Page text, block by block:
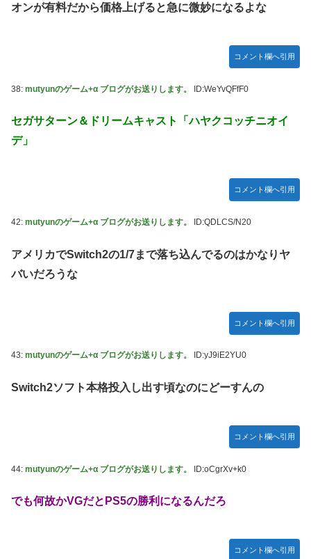
オンが有料だから価格上げると急に微妙になるよな
コメント欄へ引用
38: mutyunのゲーム+α ブログがお送りします。 ID:WeYvQFfF0
セガサターン＆ドリームキャスト「ハヤクコッチニオイ
デ」
コメント欄へ引用
42: mutyunのゲーム+α ブログがお送りします。 ID:QDLCS/N20
アメリカでSwitch2の1/7まで落ち込んでるのはかなりヤ
バいだろうな
コメント欄へ引用
43: mutyunのゲーム+α ブログがお送りします。 ID:yJ9iE2YU0
Switch2ソフト本格投入し出す頃なのにどーすんの
コメント欄へ引用
44: mutyunのゲーム+α ブログがお送りします。 ID:oCgrXv+k0
でも何故かVGだとPS5の勝利になるんだろ
コメント欄へ引用